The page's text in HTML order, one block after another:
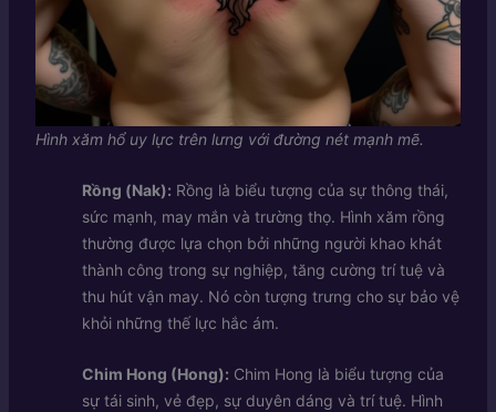
Hình xăm hổ uy lực trên lưng với đường nét mạnh mẽ.
Rồng (Nak): Rồng là biểu tượng của sự thông thái,
sức mạnh, may mắn và trường thọ. Hình xăm rồng
thường được lựa chọn bởi những người khao khát
thành công trong sự nghiệp, tăng cường trí tuệ và
thu hút vận may. Nó còn tượng trưng cho sự bảo vệ
khỏi những thế lực hắc ám.
Chim Hong (Hong): Chim Hong là biểu tượng của
sự tái sinh, vẻ đẹp, sự duyên dáng và trí tuệ. Hình